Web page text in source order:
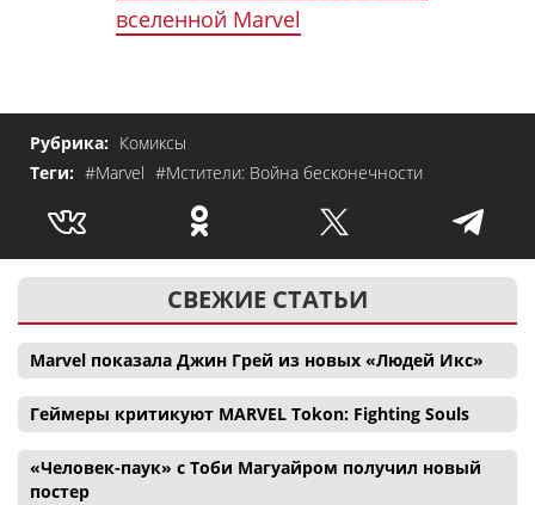
вселенной Marvel
Рубрика: Комиксы
Теги: #Marvel #Мстители: Война бесконечности
СВЕЖИЕ СТАТЬИ
Marvel показала Джин Грей из новых «Людей Икс»
Геймеры критикуют MARVEL Tokon: Fighting Souls
«Человек-паук» с Тоби Магуайром получил новый
постер